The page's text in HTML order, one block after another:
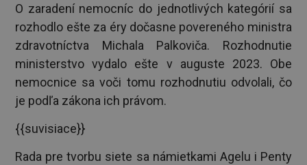
O zaradení nemocníc do jednotlivých kategórií sa
rozhodlo ešte za éry dočasne povereného ministra
zdravotníctva Michala Palkoviča. Rozhodnutie
ministerstvo vydalo ešte v auguste 2023. Obe
nemocnice sa voči tomu rozhodnutiu odvolali, čo
je podľa zákona ich právom.
{{suvisiace}}
Rada pre tvorbu siete sa námietkami Agelu i Penty